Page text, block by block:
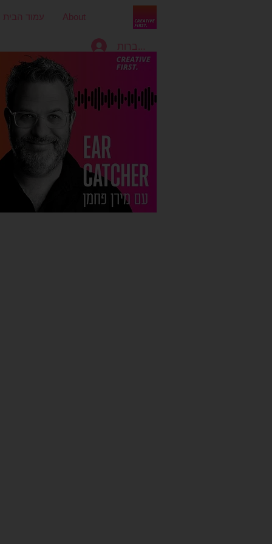
עמוד הבית About
להתחברות